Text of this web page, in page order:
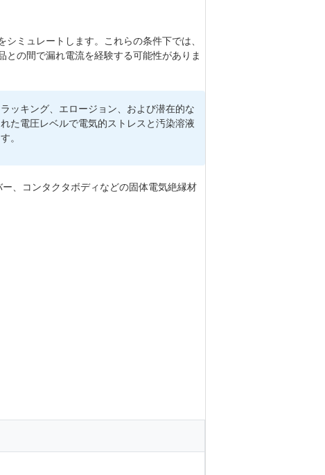
ミュレートします。これらの条件下では、
の間で漏れ電流を経験する可能性がありま
ッキング、エロージョン、および潜在的な
た電圧レベルで電気的ストレスと汚染溶液
。
、コンタクタボディなどの固体電気絶縁材